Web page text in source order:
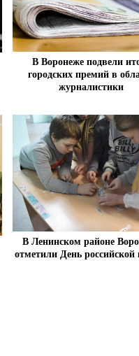
В Воронеже подвели
городских премий в
журналистики
В Ленинском районе
отметили День российской